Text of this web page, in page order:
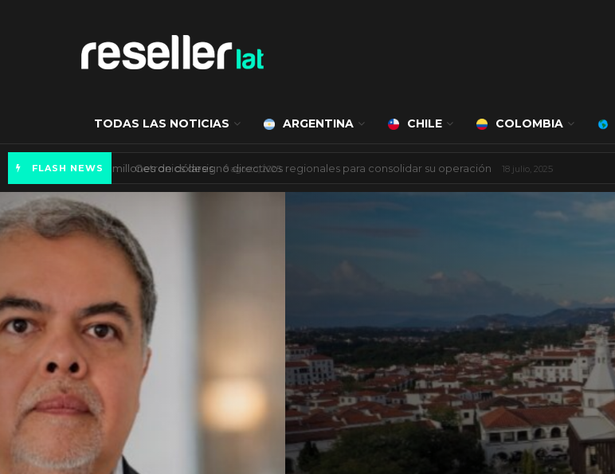
TODAS LAS NOTICIAS ARGENTINA CHILE COLOMBIA
FLASH NEWS Mercado de IA agéntica tiene un valor de 450 mil millones de dólares 8 agosto, 2025
ES NOTICIA
Axis Communications y
Guatemala crean una
ciudad inteligente